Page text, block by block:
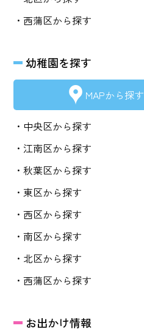
・西蒲区から探す
幼稚園を探す
MAPから探す
・中央区から探す
・江南区から探す
・秋葉区から探す
・東区から探す
・西区から探す
・南区から探す
・北区から探す
・西蒲区から探す
お出かけ情報